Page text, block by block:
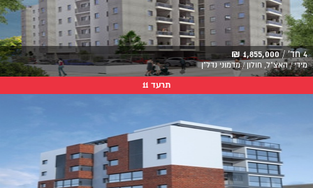
4 חד' / 1,855,000 ₪
מידי / האצ"ל, חולון / מדמוני נדל"ן
תרעד 11